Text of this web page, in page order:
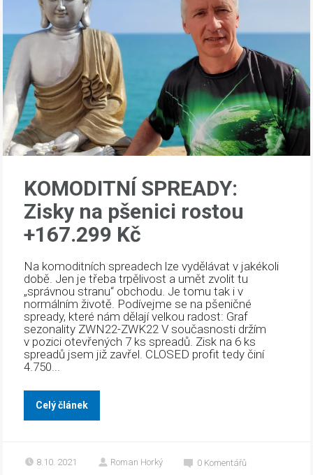
KOMODITNÍ SPREADY:
Zisky na pšenici rostou
+167.299 Kč
Na komoditních spreadech lze vydělávat v jakékoli
době. Jen je třeba trpělivost a umět zvolit tu
„správnou stranu“ obchodu. Je tomu tak i v
normálním životě. Podívejme se na pšeničné
spready, které nám dělají velkou radost: Graf
sezonality ZWN22-ZWK22 V současnosti držím
v pozici otevřených 7 ks spreadů. Zisk na 6 ks
spreadů jsem již zavřel. CLOSED profit tedy činí
4.750...
Celý článek
8.10. 2021 Roman Horký 0 Komentářů